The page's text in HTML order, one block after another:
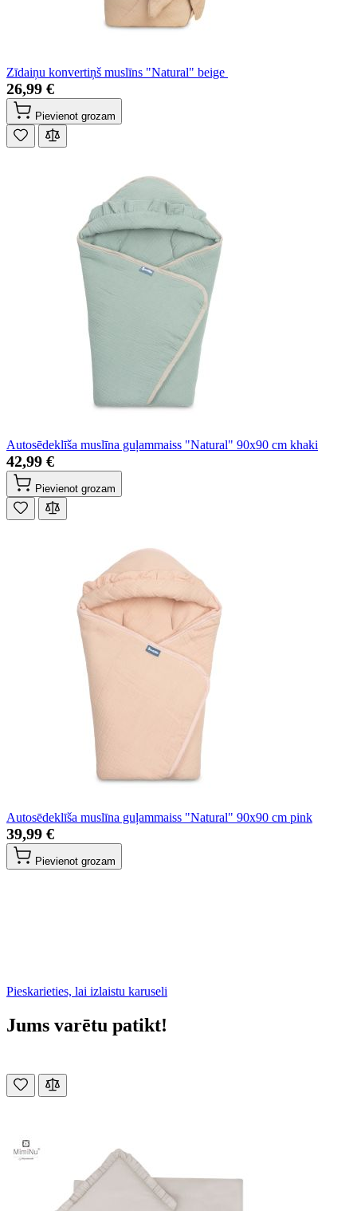
Zīdaiņu konvertiņš muslīns "Natural" beige
26,99 €
Pievienot grozam
Autosēdeklīša muslīna guļammaiss "Natural" 90x90 cm khaki
42,99 €
Pievienot grozam
Autosēdeklīša muslīna guļammaiss "Natural" 90x90 cm pink
39,99 €
Pievienot grozam
Pieskarieties, lai izlaistu karuseli
Jums varētu patikt!